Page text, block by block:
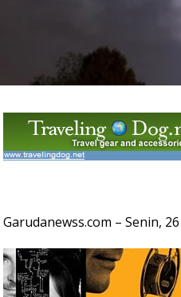
Garudanewss.com – Senin,